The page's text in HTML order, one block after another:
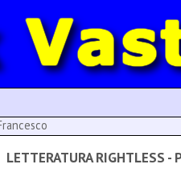
LETTERATURA RIGHTLESS -